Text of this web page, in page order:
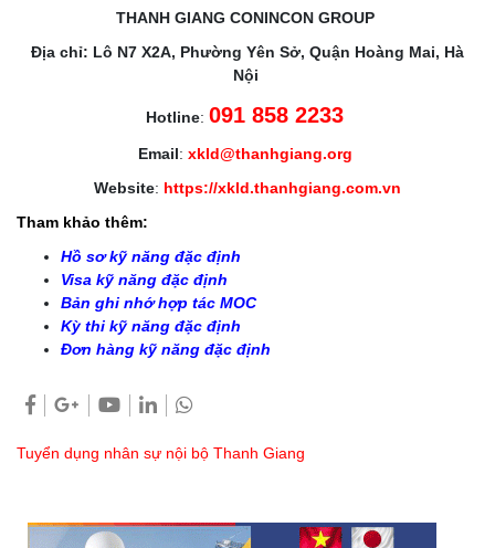
THANH GIANG CONINCON GROUP
Địa chỉ: Lô N7 X2A, Phường Yên Sở, Quận Hoàng Mai, Hà
Nội
Hotline: 091 858 2233
Email: xkld@thanhgiang.org
Website: https://xkld.thanhgiang.com.vn
Tham khảo thêm:
Hồ sơ kỹ năng đặc định
Visa kỹ năng đặc định
Bản ghi nhớ hợp tác MOC
Kỳ thi kỹ năng đặc định
Đơn hàng kỹ năng đặc định
Tuyển dụng nhân sự nội bộ Thanh Giang